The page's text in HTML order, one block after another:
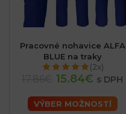
Pracovné nohavice ALFA
BLUE na traky
(2x)
15.84€ s DPH
VÝBER MOŽNOSTÍ